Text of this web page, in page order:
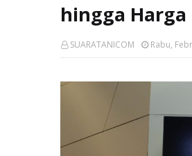
hingga
SUARATANICOM Rabu,